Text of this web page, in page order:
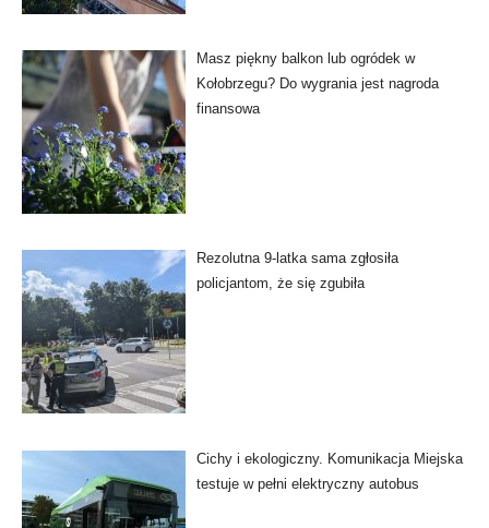
Masz piękny balkon lub ogródek w
Kołobrzegu? Do wygrania jest nagroda
finansowa
Rezolutna 9-latka sama zgłosiła
policjantom, że się zgubiła
Cichy i ekologiczny. Komunikacja Miejska
testuje w pełni elektryczny autobus